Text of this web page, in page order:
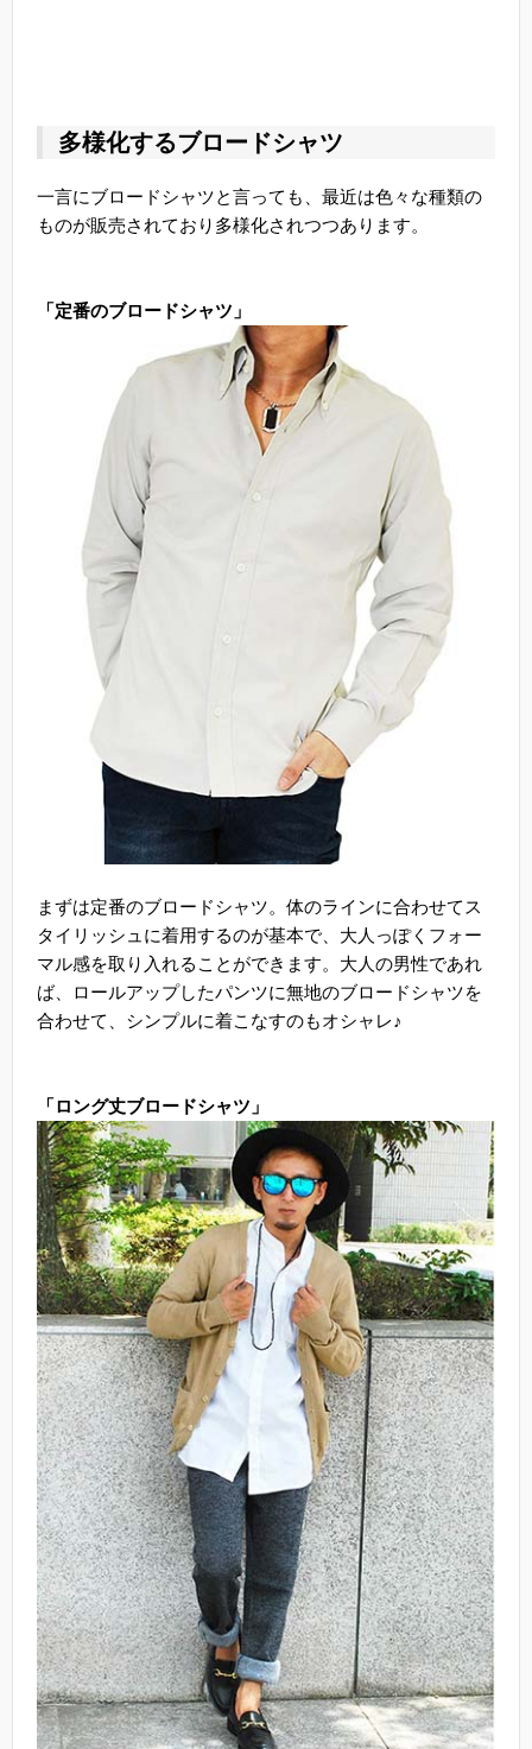
多様化するブロードシャツ
一言にブロードシャツと言っても、最近は色々な種類の
ものが販売されており多様化されつつあります。
「定番のブロードシャツ」
まずは定番のブロードシャツ。体のラインに合わせてス
タイリッシュに着用するのが基本で、大人っぽくフォー
マル感を取り入れることができます。大人の男性であれ
ば、ロールアップしたパンツに無地のブロードシャツを
合わせて、シンプルに着こなすのもオシャレ♪
「ロング丈ブロードシャツ」